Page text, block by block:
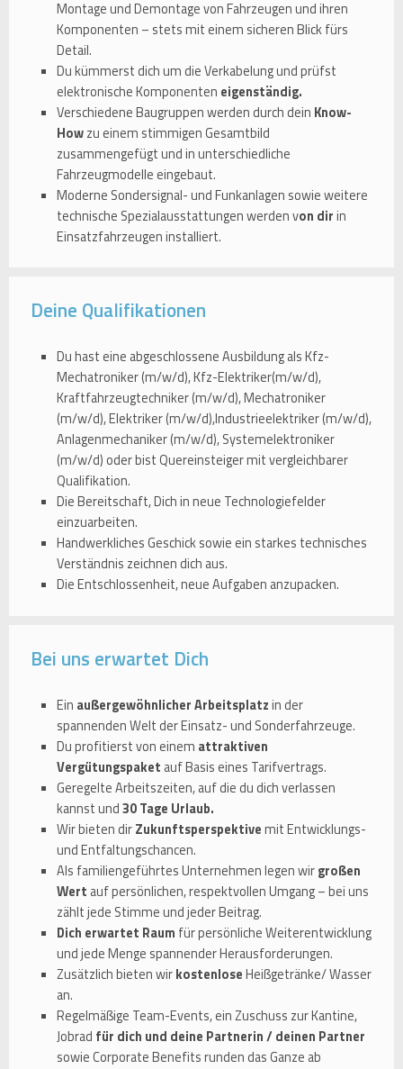
Montage und Demontage von Fahrzeugen und ihren
Komponenten – stets mit einem sicheren Blick fürs
Detail.
Du kümmerst dich um die Verkabelung und prüfst
elektronische Komponenten eigenständig.
Verschiedene Baugruppen werden durch dein Know-
Howzu einem stimmigen Gesamtbild
zusammengefügt und in unterschiedliche
Fahrzeugmodelle eingebaut.
Moderne Sondersignal- und Funkanlagen sowie weitere
technische Spezialausstattungen werden von dirin
Einsatzfahrzeugen installiert.
Deine Qualifikationen
Du hast eine abgeschlossene Ausbildung als Kfz-
Mechatroniker (m/w/d), Kfz-Elektriker(m/w/d),
Kraftfahrzeugtechniker (m/w/d), Mechatroniker
(m/w/d), Elektriker (m/w/d),Industrieelektriker (m/w/d),
Anlagenmechaniker (m/w/d), Systemelektroniker
(m/w/d) oder bist Quereinsteiger mit vergleichbarer
Qualifikation.
Die Bereitschaft, Dich in neue Technologiefelder
einzuarbeiten.
Handwerkliches Geschick sowie ein starkes technisches
Verständnis zeichnen dich aus.
Die Entschlossenheit, neue Aufgaben anzupacken.
Bei uns erwartet Dich
Ein außergewöhnlicher Arbeitsplatzin der
spannenden Welt der Einsatz- und Sonderfahrzeuge.
Du profitierst von einem attraktiven
Vergütungspaket auf Basis eines Tarifvertrags.
Geregelte Arbeitszeiten, auf die du dich verlassen
kannst und30 Tage Urlaub.
Wir bieten dirZukunftsperspektivemit Entwicklungs-
und Entfaltungschancen.
Als familiengeführtes Unternehmen legen wirgroßen
Wert auf persönlichen, respektvollen Umgang – bei uns
zählt jede Stimme und jeder Beitrag.
Dich erwartet Raum für persönliche Weiterentwicklung
und jede Menge spannender Herausforderungen.
Zusätzlich bieten wirkostenloseHeißgetränke/ Wasser
an.
Regelmäßige Team-Events, ein Zuschuss zur Kantine,
Jobrad für dich und deine Partnerin / deinen Partner
sowie Corporate Benefits runden das Ganze ab